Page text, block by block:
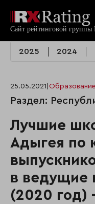
2025 2024
25.05.2021 Образование
Раздел:
Лучшие
Адыгея по
в ведущие
(2020 год)